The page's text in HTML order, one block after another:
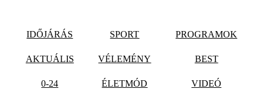
IDŐJÁRÁS SPORT PROGRAMOK
AKTUÁLIS VÉLEMÉNY BEST
0-24 ÉLETMÓD VIDEÓ